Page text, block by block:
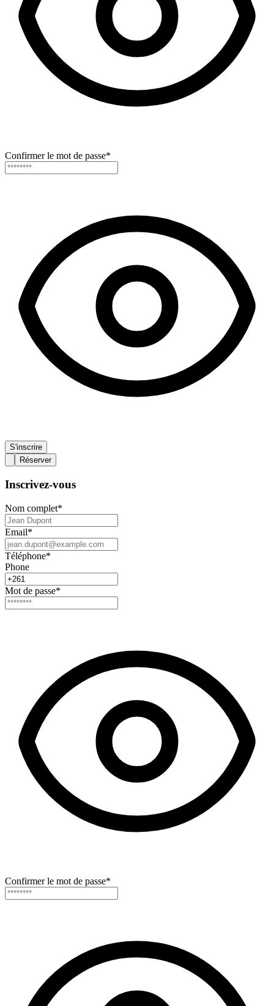
Confirmer le mot de passe*
S'inscrire
Réserver
Inscrivez-vous
Nom complet*
Email*
Téléphone*
Phone
Mot de passe*
Confirmer le mot de passe*